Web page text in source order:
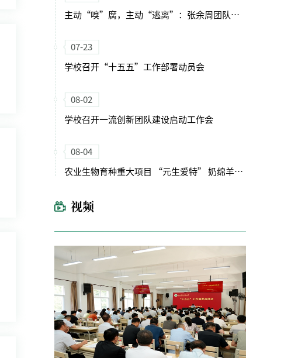
主动“嗅”腐，主动“逃离”：张余周团队《科学》揭示植物根系全新向性——“避腐性”
07-23
学校召开“十五五”工作部署动员会
08-02
学校召开一流创新团队建设启动工作会
08-04
农业生物育种重大项目 “元生爱特” 奶绵羊新品种观摩展示会举办
视频